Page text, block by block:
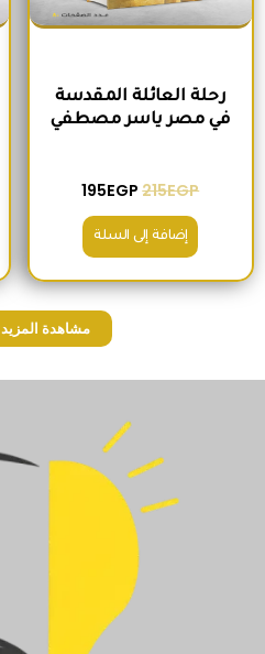
رحلة العائلة المقدسة
في مصر ياسر مصطفي
215EGP
195EGP
إضافة إلى السلة
مشاهدة المزيد